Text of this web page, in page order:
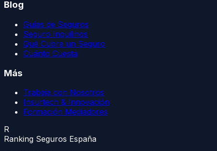
Blog
Guías de Seguros
Seguro Inquilinos
Qué Cubre un Seguro
Cuánto Cuesta
Más
Trabaja con Nosotros
Insurtech & Innovación
Formación Mediadores
R
Ranking Seguros España